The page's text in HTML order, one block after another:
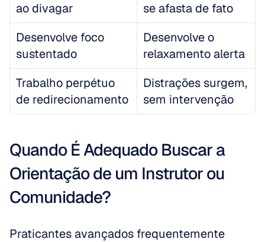
ao divagar
se afasta de fato
Desenvolve foco
sustentado
Desenvolve o
relaxamento alerta
Trabalho perpétuo
de redirecionamento
Distrações surgem,
sem intervenção
Quando É Adequado Buscar a
Orientação de um Instrutor ou
Comunidade?
Praticantes avançados frequentemente